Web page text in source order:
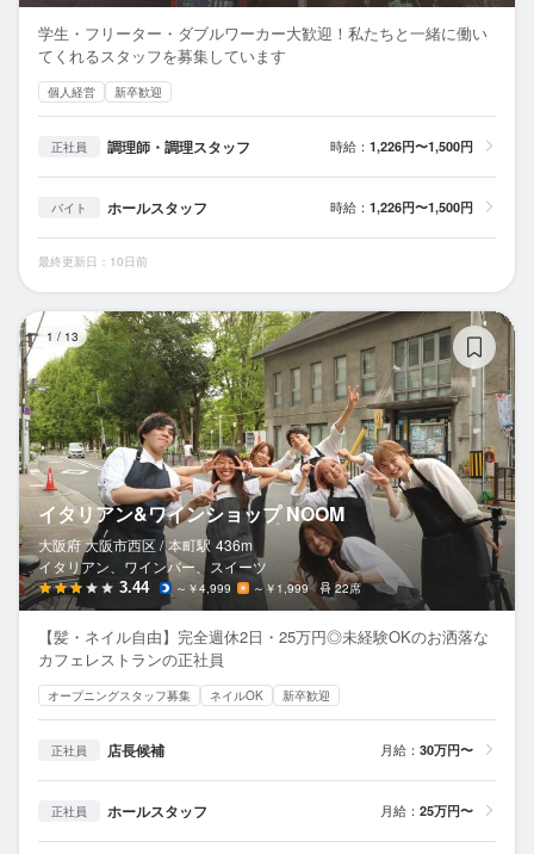
学生・フリーター・ダブルワーカー大歓迎！私たちと一緒に働い
てくれるスタッフを募集しています
個人経営 新卒歓迎
正社員 調理師・調理スタッフ 時給： 1,226円〜1,500円
バイト ホールスタッフ 時給： 1,226円〜1,500円
最終更新日：10日前
1 / 13
イタリアン&ワインショップ NOOM
大阪府 大阪市西区 / 本町駅 436m
イタリアン、ワインバー、スイーツ
3.44 ～￥4,999 ～￥1,999 22席
【髪・ネイル自由】完全週休2日・25万円◎未経験OKのお洒落な
カフェレストランの正社員
オープニングスタッフ募集 ネイルOK 新卒歓迎
正社員 店長候補 月給： 30万円〜
正社員 ホールスタッフ 月給： 25万円〜